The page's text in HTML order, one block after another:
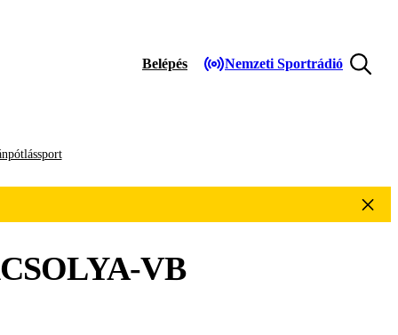
Belépés Nemzeti Sportrádió
VB